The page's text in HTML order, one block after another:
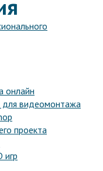
онлайн
для видеомонтажа
проекта
игр